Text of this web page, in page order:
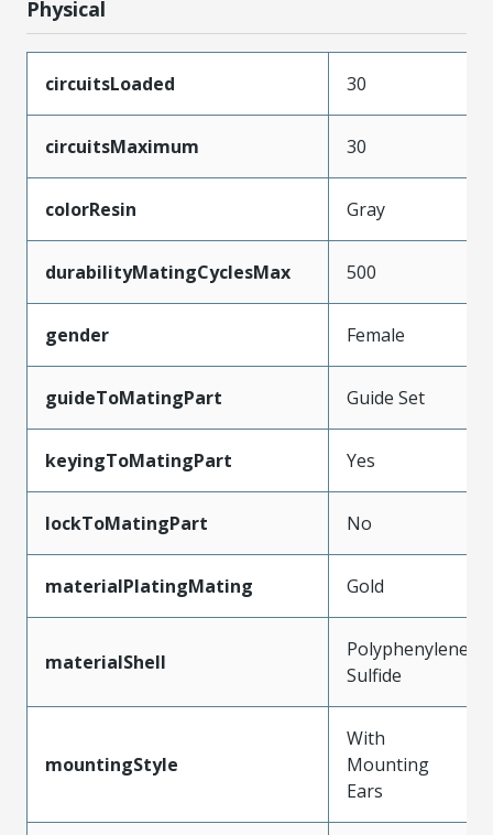
Physical
circuitsLoaded 30
circuitsMaximum 30
colorResin Gray
durabilityMatingCyclesMax 500
gender Female
guideToMatingPart Guide Set
keyingToMatingPart Yes
lockToMatingPart No
materialPlatingMating Gold
materialShell
Polyphenylene
Sulfide
mountingStyle
With
Mounting
Ears